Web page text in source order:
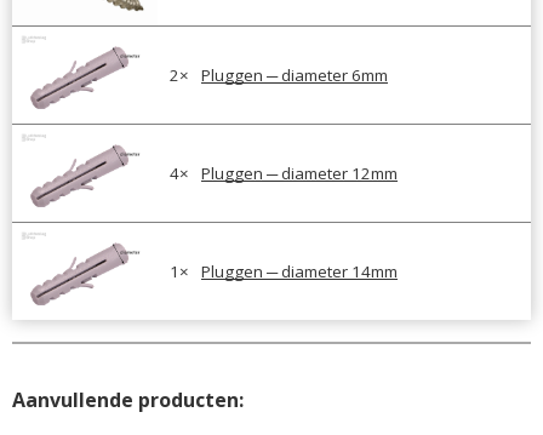
2× Pluggen ─ diameter 6mm
4× Pluggen ─ diameter 12mm
1 × Pluggen ─ diameter 14mm
Aanvullende producten: